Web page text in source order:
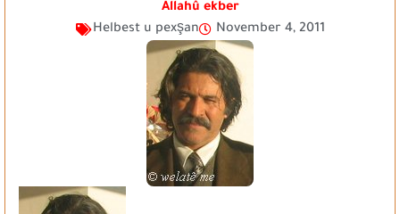
Allahû ekber
Helbest u pexşan
November 4, 2011